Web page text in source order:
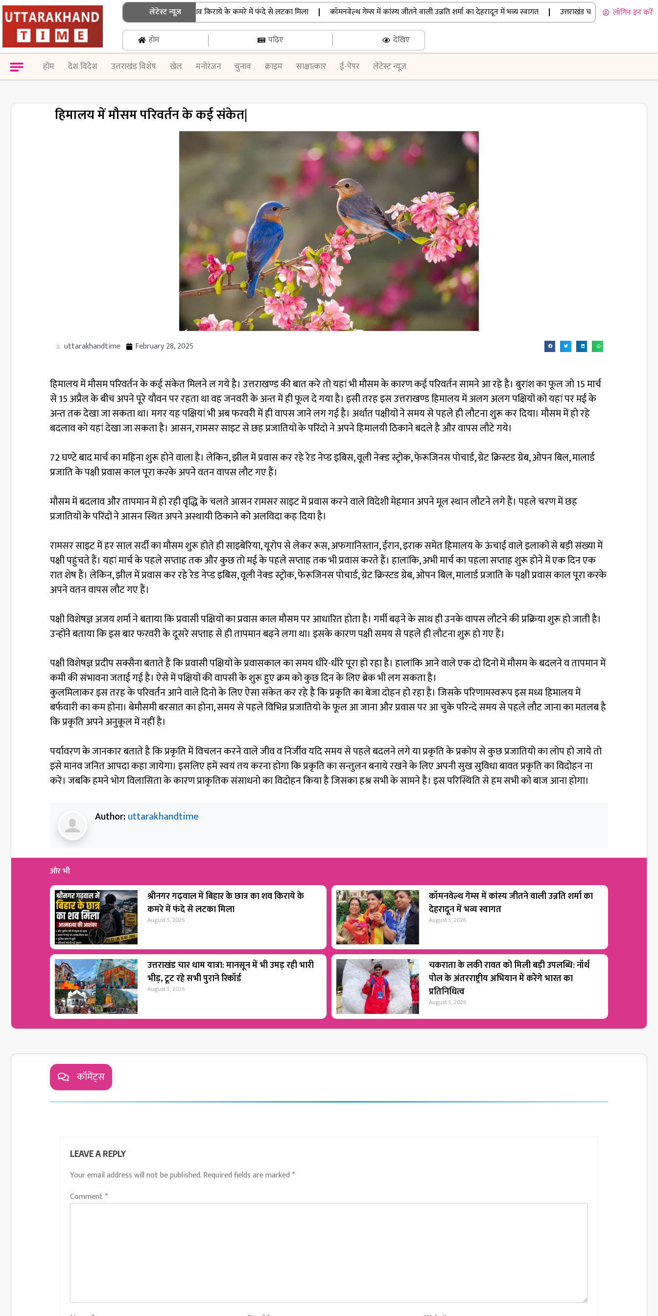
लेटेस्ट न्यूज़
श्रीनगर गढ़वाल में बिहार के छात्र का शव किराये के कमरे में फंदे से लटका मिला | कॉमनवेल्थ गेम्स में कांस्य जीतने वाली उन्नति शर्मा का देहरादून में भव्य स्वागत | उत्तराखंड चार धाम यात्रा: मानसून में भी
लॉगिन इन करें
होम पढ़िए देखिए
होम देश विदेश उत्तराखंड विशेष खेल मनोरंजन चुनाव क्राइम साक्षात्कार ई-पेपर लेटेस्ट न्यूज़
हिमालय में मौसम परिवर्तन के कई संकेत|
uttarakhandtime February 28, 2025
हिमालय में मौसम परिवर्तन के कई संकेत मिलने ल गये है। उत्तराखण्ड की बात करे तो यहां भी मौसम के कारण कई परिवर्तन सामने आ रहे है। बुरांश का फूल जो 15 मार्च
से 15 अप्रैल के बीच अपने पूरे यौवन पर रहता था वह जनवरी के अन्त में ही फूल दे गया है। इसी तरह इस उत्तराखण्ड हिमालय में अलग अलग पक्षियों को यहां पर मई के
अन्त तक देखा जा सकता था। मगर यह पक्षियां भी अब फरवरी में ही वापस जाने लग गई है। अर्थात पक्षीयों ने समय से पहले ही लौटना शुरू कर दिया। मौसम में हो रहे
बदलाव को यहां देखा जा सकता है। आसन, रामसर साइट से छह प्रजातियों के परिंदो ने अपने हिमालयी ठिकाने बदले है और वापस लौटे गये।
72 घण्टे बाद मार्च का महिना शुरू होने वाला है। लेकिन, झील में प्रवास कर रहे रेड नेप्ड इबिस, वूली नेक्ड स्ट्रोक, फेरूजिनस पोचार्ड, ग्रेट क्रिस्टड ग्रेब, ओपन बिल, मालार्ड
प्रजाति के पक्षी प्रवास काल पूरा करके अपने वतन वापस लौट गए हैं।
मौसम में बदलाव और तापमान में हो रही वृद्धि के चलते आसन रामसर साइट में प्रवास करने वाले विदेशी मेहमान अपने मूल स्थान लौटने लगे हैं। पहले चरण में छह
प्रजातियों के परिंदों ने आसन स्थित अपने अस्थायी ठिकाने को अलविदा कह दिया है।
रामसर साइट में हर साल सर्दी का मौसम शुरू होते ही साइबेरिया, यूरोप से लेकर रूस, अफगानिस्तान, ईरान, इराक समेत हिमालय के ऊंचाई वाले इलाकों से बड़ी संख्या में
पक्षी पहुंचते हैं। यहां मार्च के पहले सप्ताह तक और कुछ तो मई के पहले सप्ताह तक भी प्रवास करते हैं। हालांकि, अभी मार्च का पहला सप्ताह शुरू होने में एक दिन एक
रात शेष हैं। लेकिन, झील में प्रवास कर रहे रेड नेप्ड इबिस, वूली नेक्ड स्ट्रोक, फेरूजिनस पोचार्ड, ग्रेट क्रिस्टड ग्रेब, ओपन बिल, मालार्ड प्रजाति के पक्षी प्रवास काल पूरा करके
अपने वतन वापस लौट गए हैं।
पक्षी विशेषज्ञ अजय शर्मा ने बताया कि प्रवासी पक्षियों का प्रवास काल मौसम पर आधारित होता है। गर्मी बढ़ने के साथ ही उनके वापस लौटने की प्रक्रिया शुरू हो जाती है।
उन्होंने बताया कि इस बार फरवरी के दूसरे सप्ताह से ही तापमान बढ़ने लगा था। इसके कारण पक्षी समय से पहले ही लौटना शुरू हो गए हैं।
पक्षी विशेषज्ञ प्रदीप सक्सैना बताते हैं कि प्रवासी पक्षियों के प्रवासकाल का समय धीरे-धीरे पूरा हो रहा है। हालांकि आने वाले एक दो दिनों में मौसम के बदलने व तापमान में
कमी की संभावना जताई गई है। ऐसे में पक्षियों की वापसी के शुरू हुए क्रम को कुछ दिन के लिए ब्रेक भी लग सकता है।
कुलमिलाकर इस तरह के परिवर्तन आने वाले दिनो के लिए ऐसा संकेत कर रहे है कि प्रकृति का बेजा दोहन हो रहा है। जिसके परिणामस्वरूप इस मध्य हिमालय में
बर्फवारी का कम होना। बेमौसमी बरसात का होना, समय से पहले विभिन्न प्रजातियो के फूल आ जाना और प्रवास पर आ चुके परिन्दे समय से पहले लौट जाना का मतलब है
कि प्रकृति अपने अनुकूल में नहीं है।
पर्यावरण के जानकार बताते है कि प्रकृति में विचलन करने वाले जीव व निर्जीव यदि समय से पहले बदलने लगे या प्रकृति के प्रकोप से कुछ प्रजातियो का लोप हो जाये तो
इसे मानव जनित आपदा कहा जायेगा। इसलिए हमें स्वयं तय करना होगा कि प्रकृति का सन्तुलन बनाये रखने के लिए अपनी सुख सुविधा बावत प्रकृति का विदोहन ना
करें। जबकि हमने भोग विलासिता के कारण प्राकृतिक संसाधनो का विदोहन किया है जिसका हश्र सभी के सामने है। इस परिस्थिति से हम सभी को बाज आना होगा।
Author:uttarakhandtime
और भी
श्रीनगर गढ़वाल में बिहार के छात्र का शव किराये के
कमरे में फंदे से लटका मिला
August 5, 2026
कॉमनवेल्थ गेम्स में कांस्य जीतने वाली उन्नति शर्मा का
देहरादून में भव्य स्वागत
August 5, 2026
उत्तराखंड चार धाम यात्रा: मानसून में भी उमड़ रही भारी
भीड़, टूट रहे सभी पुराने रिकॉर्ड
August 5, 2026
चकराता के लकी रावत को मिली बड़ी उपलब्धि: नॉर्थ
पोल के अंतरराष्ट्रीय अभियान में करेंगे भारत का
प्रतिनिधित्व
August 5, 2026
कॉमेंट्स
LEAVE A REPLY
Your email address will not be published.Required fields are marked *
Comment*